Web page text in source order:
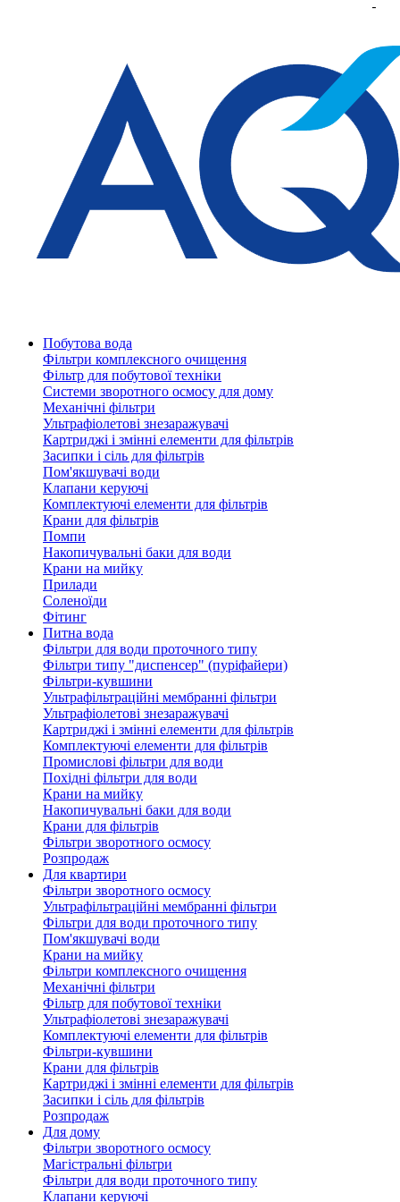
Побутова вода
Фільтри комплексного очищення
Фільтр для побутової техніки
Системи зворотного осмосу для дому
Механічні фільтри
Ультрафіолетові знезаражувачі
Картриджі і змінні елементи для фільтрів
Засипки і сіль для фільтрів
Пом'якшувачі води
Клапани керуючі
Комплектуючі елементи для фільтрів
Крани для фільтрів
Помпи
Накопичувальні баки для води
Крани на мийку
Прилади
Соленоїди
Фітинг
Питна вода
Фільтри для води проточного типу
Фільтри типу "диспенсер" (пуріфайери)
Фільтри-кувшини
Ультрафільтраційні мембранні фільтри
Ультрафіолетові знезаражувачі
Картриджі і змінні елементи для фільтрів
Комплектуючі елементи для фільтрів
Промислові фільтри для води
Похідні фільтри для води
Крани на мийку
Накопичувальні баки для води
Крани для фільтрів
Фільтри зворотного осмосу
Розпродаж
Для квартири
Фільтри зворотного осмосу
Ультрафільтраційні мембранні фільтри
Фільтри для води проточного типу
Пом'якшувачі води
Крани на мийку
Фільтри комплексного очищення
Механічні фільтри
Фільтр для побутової техніки
Ультрафіолетові знезаражувачі
Комплектуючі елементи для фільтрів
Фільтри-кувшини
Крани для фільтрів
Картриджі і змінні елементи для фільтрів
Засипки і сіль для фільтрів
Розпродаж
Для дому
Фільтри зворотного осмосу
Магістральні фільтри
Фільтри для води проточного типу
Клапани керуючі